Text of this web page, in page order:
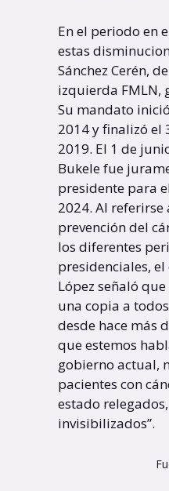
En el periodo en
estas
Sánchez Cerén,
izquierda FMLN,
Su mandato
2014 y finalizó el
2019. El 1 de
Bukele fue
presidente para
2024. Al
prevención del
los diferentes
presidenciales,
López señaló
una copia a
desde hace más
que estemos
gobierno actual,
pacientes con
estado
invisibilizados”.